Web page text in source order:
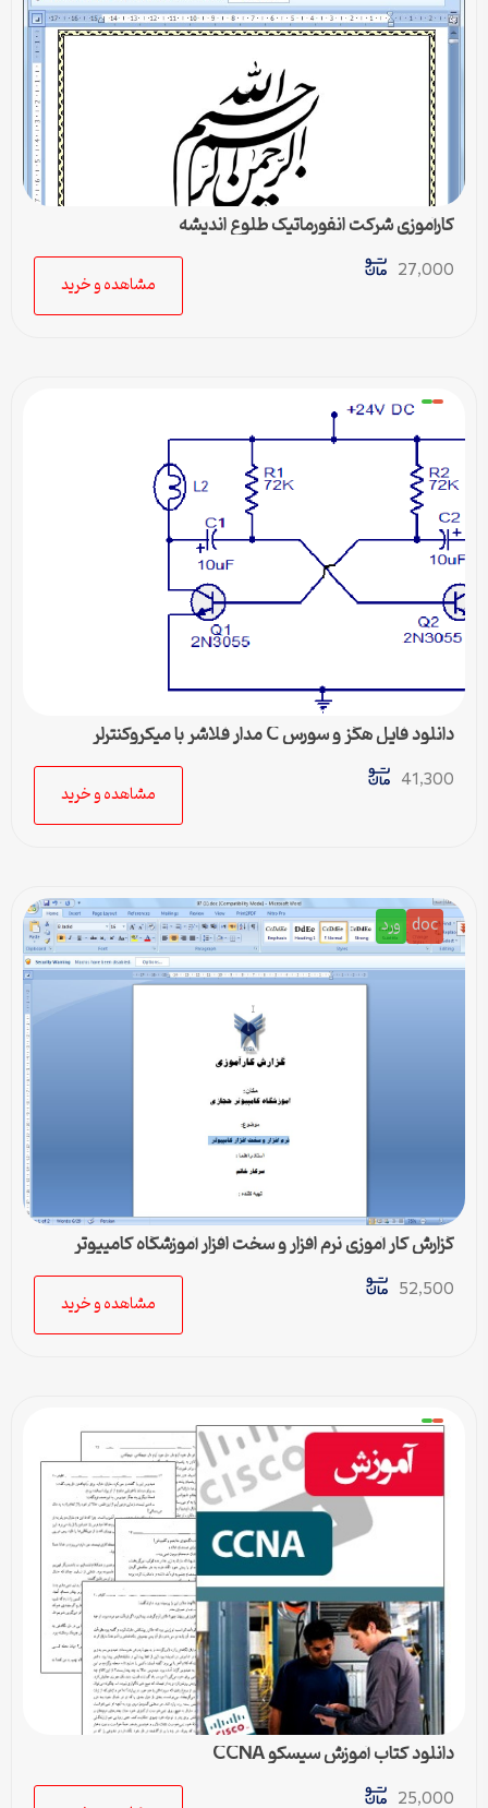
کارآموزی شرکت انفورماتیک طلوع اندیشه
27,000
مشاهده و خرید
دانلود فایل هگز و سورس C مدار فلاشر با میکروکنترلر
41,300
مشاهده و خرید
doc ورد
گزارش کار آموزی نرم افزار و سخت افزار آموزشگاه کامپیوتر
52,500
مشاهده و خرید
دانلود کتاب آموزش سیسکو CCNA
25,000